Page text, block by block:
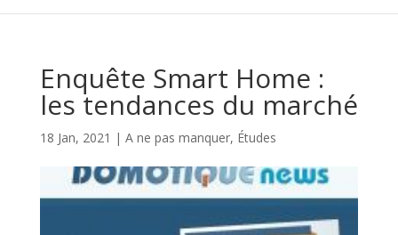
Enquête Smart Home :
les tendances du marché
18 Jan, 2021 | A ne pas manquer, Études